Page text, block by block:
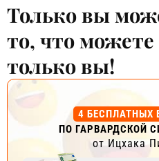
Только вы
то, что можете
только вы!
4 БЕСПЛАТНЫХ
ПО ГАРВАРДСКОЙ
от Ицхака